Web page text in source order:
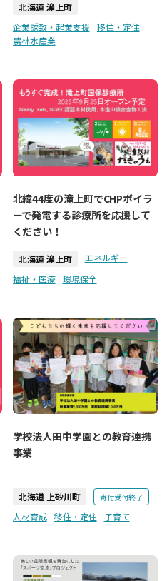
北海道 滝上町
企業誘致・起業支援
移住・定住
農林水産業
北緯44度の滝上町でCHPボイラ
ーで発電する診療所を応援して
ください！
北海道 滝上町
エネルギー
福祉・医療
環境保全
学校法人田中学園との教育連携
事業
北海道 上砂川町 寄付受付終了
人材育成 移住・定住 子育て